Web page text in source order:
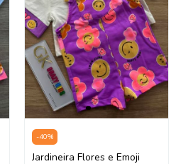
-40%
Jardineira Flores e Emoji